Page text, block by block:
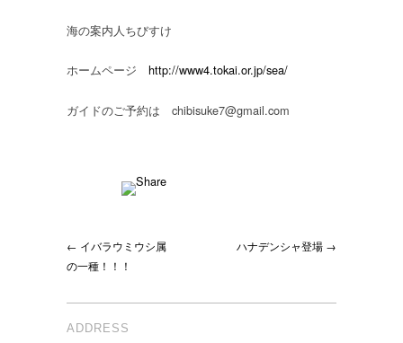
海の案内人ちびすけ
ホームページ http://www4.tokai.or.jp/sea/
ガイドのご予約は chibisuke7@gmail.com
← イバラウミウシ属
の一種！！！
ハナデンシャ登場 →
ADDRESS